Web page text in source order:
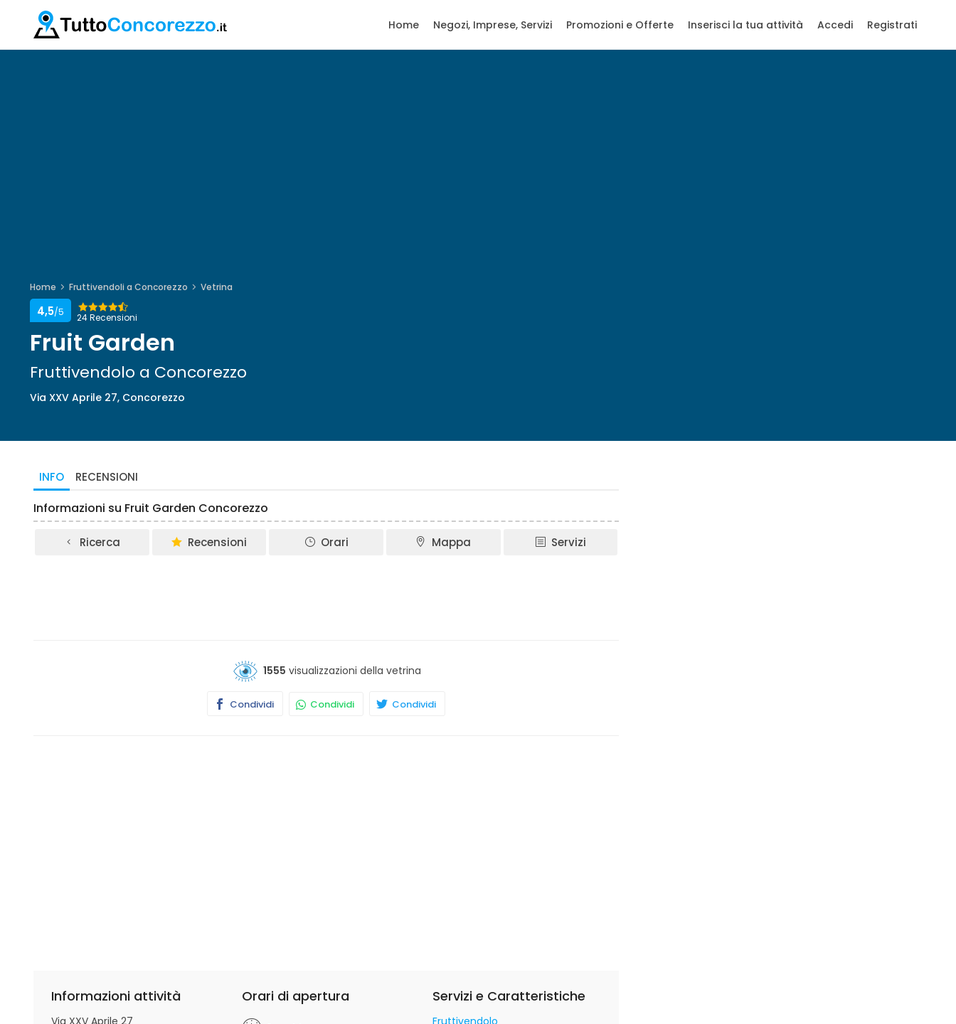
Home Negozi, Imprese, Servizi Promozioni e Offerte Inserisci la tua attività Accedi Registrati
Home Fruttivendoli a Concorezzo Vetrina
24 Recensioni
4,5/5
Fruit Garden
Fruttivendolo a Concorezzo
Via XXV Aprile 27, Concorezzo
INFO RECENSIONI
Informazioni su Fruit Garden Concorezzo
Ricerca Recensioni Orari Mappa Servizi
1555 visualizzazioni della vetrina
Condividi Condividi Condividi
Informazioni attività
Via XXV Aprile 27
Orari di apertura Servizi e Caratteristiche
Fruttivendolo